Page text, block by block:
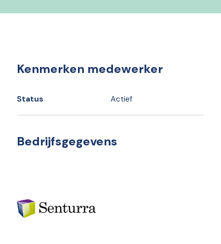
Kenmerken medewerker
Status Actief
Bedrijfsgegevens